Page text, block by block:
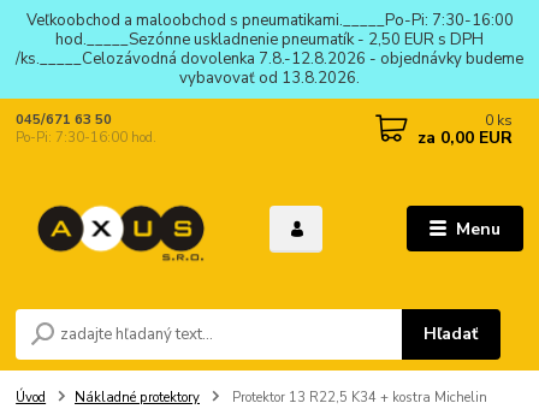
Veľkoobchod a maloobchod s pneumatikami._____Po-Pi: 7:30-16:00
hod._____Sezónne uskladnenie pneumatík - 2,50 EUR s DPH
/ks._____Celozávodná dovolenka 7.8.-12.8.2026 - objednávky budeme
vybavovať od 13.8.2026.
Menu
Hľadať
045/671 63 50
Po-Pi: 7:30-16:00 hod.
0 ks
za 0,00 EUR
Úvod Nákladné protektory Protektor 13 R22,5 K34 + kostra Michelin